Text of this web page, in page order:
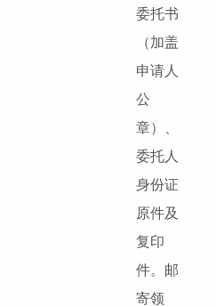
委托书
（加盖
申请人
公
章）、
委托人
身份证
原件及
复印
件。邮
寄领